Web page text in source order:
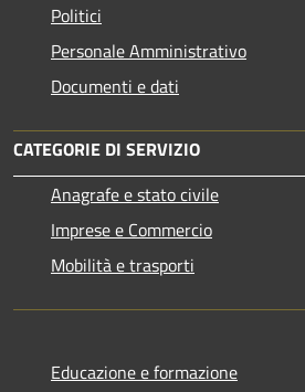
Politici
Personale Amministrativo
Documenti e dati
CATEGORIE DI SERVIZIO
Anagrafe e stato civile
Imprese e Commercio
Mobilità e trasporti
Educazione e formazione